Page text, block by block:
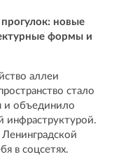
новые
формы и
аллеи
стало
и объединило
инфраструктурой.
в соцсетях.